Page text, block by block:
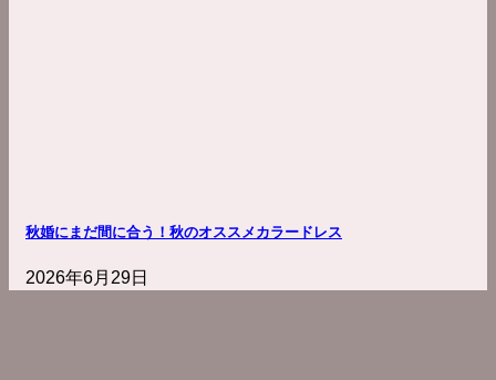
秋婚にまだ間に合う！秋のオススメカラードレス
2026年6月29日